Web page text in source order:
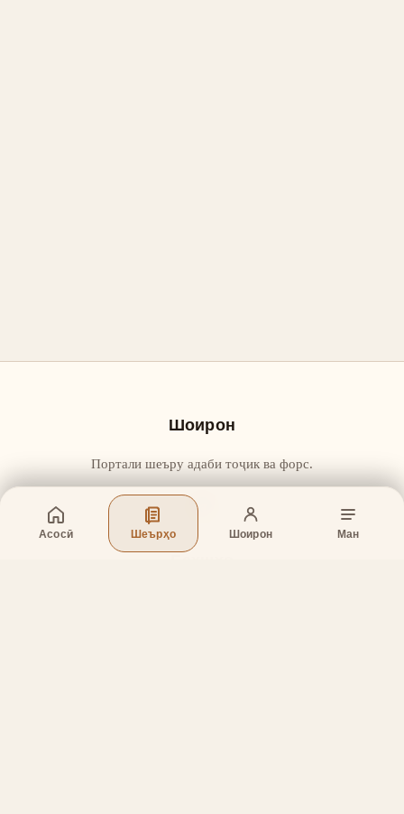
Асосӣ Шеърҳо Шоирон Ман
Шоирон
Портали шеъру адаби тоҷик ва форс.